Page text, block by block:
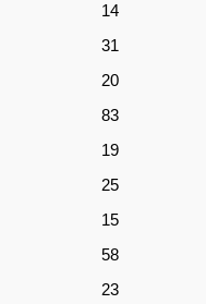
14
31
20
83
19
25
15
58
23